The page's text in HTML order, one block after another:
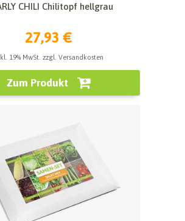
CHILI Chilitopf hellgrau
27,93 €
19% MwSt. zzgl. Versandkosten
Zum Produkt